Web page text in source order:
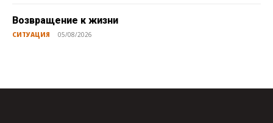
Возвращение к жизни
СИТУАЦИЯ 05/08/2026